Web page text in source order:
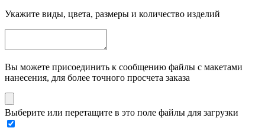
Укажите виды, цвета, размеры и количество изделий
Вы можете присоединить к сообщению файлы с макетами
нанесения, для более точного просчета заказа
Выберите или перетащите в это поле файлы для загрузки